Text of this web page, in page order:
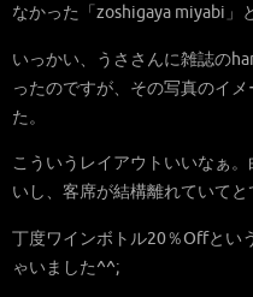
なかった「zoshigaya miyabi」
いっかい、うささんに雑誌の
ったのですが、その写真のイ
た。
こういうレイアウトいいなぁ
いし、客席が結構離れていてと
丁度ワインボトル20％Offとい
ゃいました^^;